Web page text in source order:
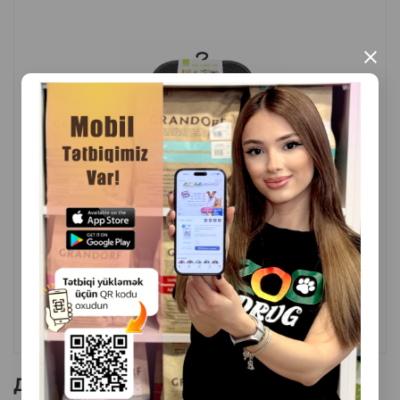
×
Страна производитель: Китай
( Отзывы)
Масса Цена
Купить
1 шт
7.00
КУПИТЬ
Другие товоры бренда